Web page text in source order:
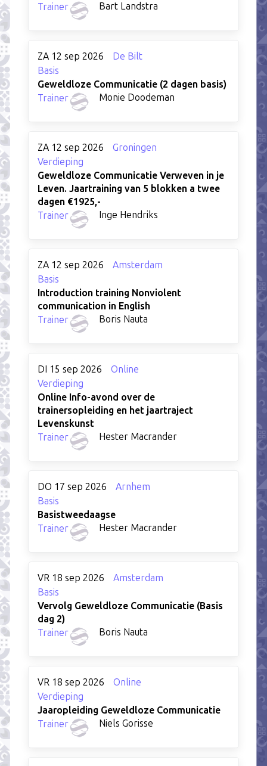
Trainer
Bart Landstra
ZA 12 sep 2026
De Bilt
Basis
Geweldloze Communicatie (2 dagen basis)
Trainer
Monie Doodeman
ZA 12 sep 2026
Groningen
Verdieping
Geweldloze Communicatie Verweven in je
Leven. Jaartraining van 5 blokken a twee
dagen €1925,-
Trainer
Inge Hendriks
ZA 12 sep 2026
Amsterdam
Basis
Introduction training Nonviolent
communication in English
Trainer
Boris Nauta
DI 15 sep 2026
Online
Verdieping
Online Info-avond over de
trainersopleiding en het jaartraject
Levenskunst
Trainer
Hester Macrander
DO 17 sep 2026
Arnhem
Basis
Basistweedaagse
Trainer
Hester Macrander
VR 18 sep 2026
Amsterdam
Basis
Vervolg Geweldloze Communicatie (Basis
dag 2)
Trainer
Boris Nauta
VR 18 sep 2026
Online
Verdieping
Jaaropleiding Geweldloze Communicatie
Trainer
Niels Gorisse